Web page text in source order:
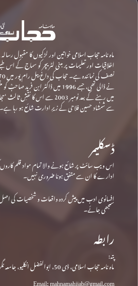
ماہ نامہ حجاب اسلامی خواتین اور لڑکیوں کا مقبول
اخلاقیات اور تعلیمات پر مبنی لٹریچر کو سماج کے اس
نے ڈالی تھی، جسے 1996 میں ڈاکٹر ابن
میں رہنے کے بعد نومبر 2003 سے اس
سے شمشاد حسین فلاحی کے زیرِ ادارت شائع ہو رہا ہے۔
ڈسکلیمر
اس ویب سائٹ پر شائع ہونے والا تمام مواد قلم
ادارے کا ان سے متفق ہونا ضروری نہیں۔
افسانوی ادب میں پیش کردہ واقعات و شخصیات کی
سمجھی جائے۔
رابطہ
پتہ:
ماہ نامہ حجاب اسلامی، ڈی 50، ابوالفضل انکلیو، جامعہ نگر، نئی دہلی-25
Email: mahnamahijab@gmail.com